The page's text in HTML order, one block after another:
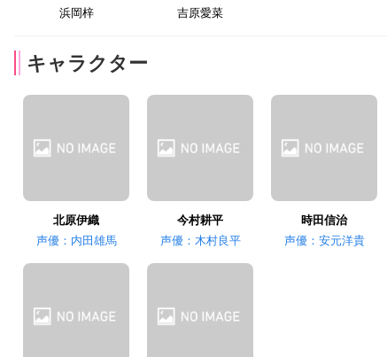
浜岡梓
吉原愛菜
キャラクター
北原伊織
声優：内田雄馬
今村耕平
声優：木村良平
時田信治
声優：安元洋貴